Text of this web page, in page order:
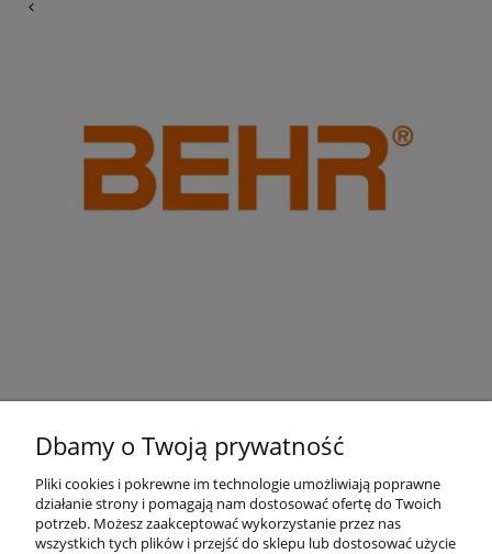
Pomoc
Dbamy o Twoją prywatność
Pliki cookies i pokrewne im technologie umożliwiają poprawne
działanie strony i pomagają nam dostosować ofertę do Twoich
potrzeb. Możesz zaakceptować wykorzystanie przez nas
wszystkich tych plików i przejść do sklepu lub dostosować użycie